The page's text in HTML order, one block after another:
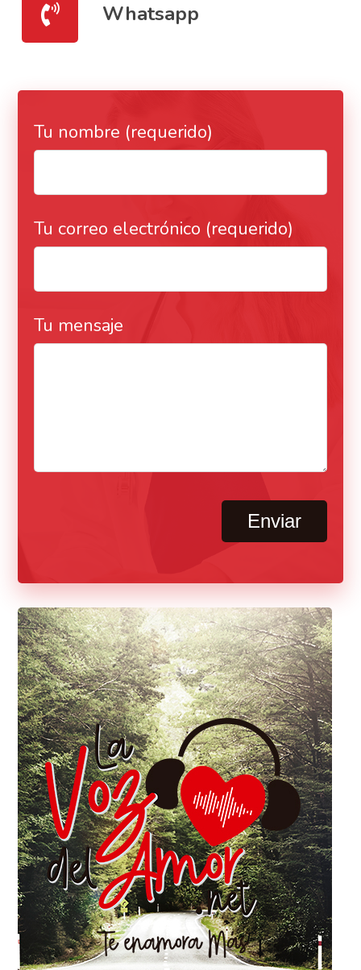
Whatsapp
Tu nombre (requerido)
Tu correo electrónico (requerido)
Tu mensaje
Enviar